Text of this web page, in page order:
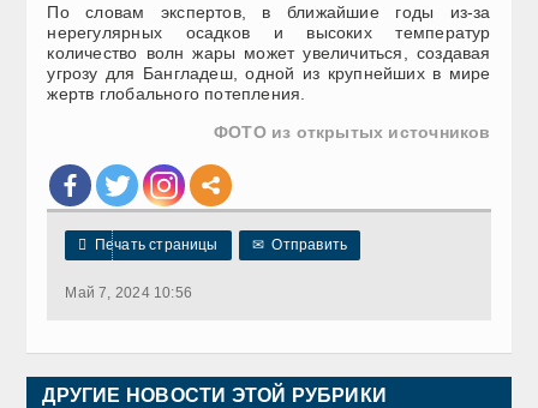
По словам экспертов, в ближайшие годы из-за
нерегулярных осадков и высоких температур
количество волн жары может увеличиться, создавая
угрозу для Бангладеш, одной из крупнейших в мире
жертв глобального потепления.
ФОТО из открытых источников
 Печать страницы ✉ Отправить
Май 7, 2024 10:56
ДРУГИЕ НОВОСТИ ЭТОЙ РУБРИКИ